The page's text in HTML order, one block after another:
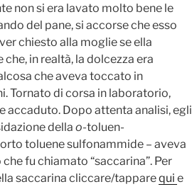
non si era lavato molto bene le
del pane, si accorse che esso
chiesto alla moglie se ella
in realtà, la dolcezza era
che aveva toccato in
Tornato di corsa in laboratorio,
accaduto. Dopo attenta analisi, egli
della o-toluen-
toluene sulfonammide – aveva
fu chiamato “saccarina”. Per
saccarina cliccare/tapparequi e